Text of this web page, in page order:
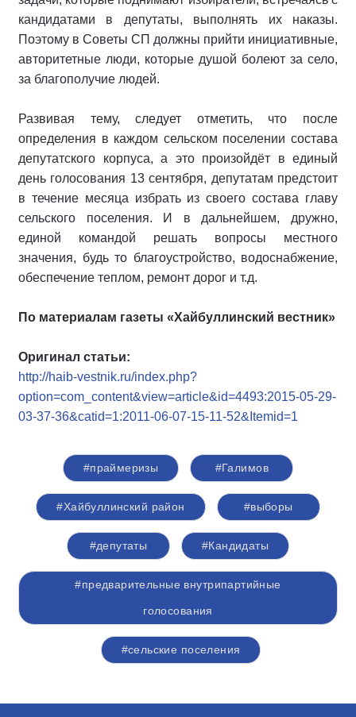
кандидатами в депутаты, выполнять их наказы.
Поэтому в Советы СП должны прийти инициативные,
авторитетные люди, которые душой болеют за село,
за благополучие людей.
Развивая тему, следует отметить, что после
определения в каждом сельском поселении состава
депутатского корпуса, а это произойдёт в единый
день голосования 13 сентября, депутатам предстоит
в течение месяца избрать из своего состава главу
сельского поселения. И в дальнейшем, дружно,
единой командой решать вопросы местного
значения, будь то благоустройство, водоснабжение,
обеспечение теплом, ремонт дорог и т.д.
По материалам газеты «Хайбуллинский вестник»
Оригинал статьи:
http://haib-vestnik.ru/index.php?
option=com_content&view=article&id=4493:2015-05-29-
03-37-36&catid=1:2011-06-07-15-11-52&Itemid=1
#праймеризы #Галимов
#Хайбуллинский район #выборы
#депутаты #Кандидаты
#предварительные внутрипартийные
голосования
#сельские поселения